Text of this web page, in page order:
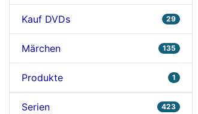
Kauf DVDs 29
Märchen 135
Produkte 1
Serien 423